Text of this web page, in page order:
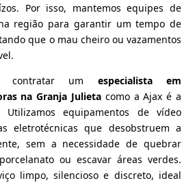
Por isso, mantemos equipes de
região para garantir um tempo de
que o mau cheiro ou vazamentos
contratar um especialista em
na Granja Julieta como a Ajax é a
Utilizamos equipamentos de vídeo
eletrotécnicas que desobstruem a
sem a necessidade de quebrar
ou escavar áreas verdes.
limpo, silencioso e discreto, ideal